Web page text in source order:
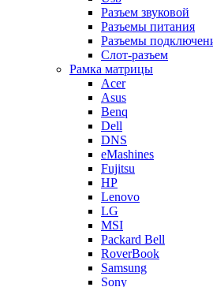
Разъем звуковой
Разъемы питания
Разъемы
Слот-разъем
Рамка матрицы
Acer
Asus
Benq
Dell
DNS
eMashines
Fujitsu
HP
Lenovo
LG
MSI
Packard Bell
RoverBook
Samsung
Sony